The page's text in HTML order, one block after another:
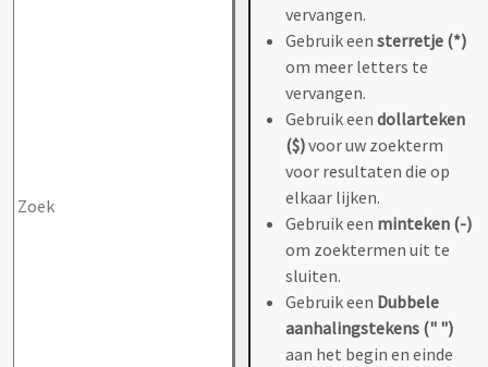
vervangen.
Gebruik een sterretje (*)
om meer letters te
vervangen.
Gebruik een dollarteken
($)voor uw zoekterm
voor resultaten die op
elkaar lijken.
Gebruik een minteken (-)
om zoektermen uit te
sluiten.
Gebruik een Dubbele
aanhalingstekens (" ")
aan het begin en einde